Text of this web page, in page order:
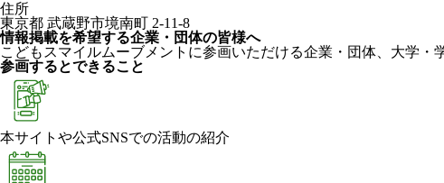
住所
東京都 武蔵野市境南町 2-11-8
情報掲載を希望する企業・団体の皆様へ
こどもスマイルムーブメントに参画いただける企業・団体、大学・
参画するとできること
本サイトや公式SNSでの活動の紹介